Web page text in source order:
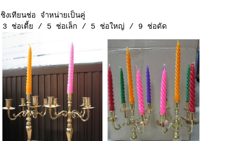
ชิงเทียนช่อ จำหน่ายเป็นคู่
ช่อเตี้ย / 5 ช่อเล็ก / 5 ช่อใหญ่ / 9 ช่อดัด